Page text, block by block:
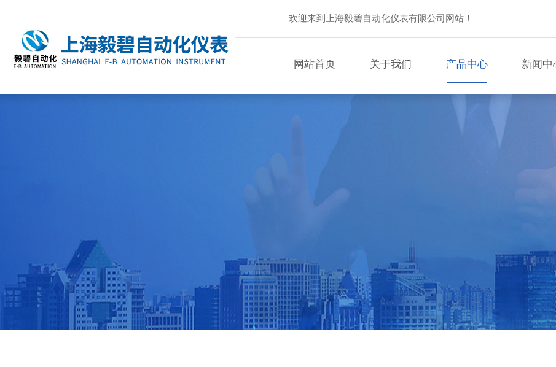
欢迎来到上海毅碧自动化仪表有限公司网站！
网站首页 关于我们 产品中心 新闻中